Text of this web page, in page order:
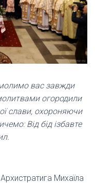
вас завжди
огородили
слави, охороняючи
Від бід ізбавте
Михаїла